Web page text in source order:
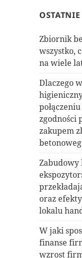
Zbiornik
wszystko,
na wiele
Dlaczego
zgodności
zakupem
oraz
lokalu
W jaki
finanse
wzrost